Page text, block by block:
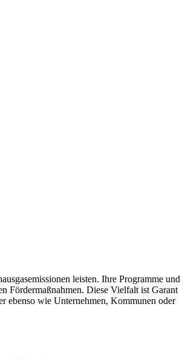
leisten. Ihre Programme und
Fördermaßnahmen. Diese Vielfalt ist Garant
ebenso wie Unternehmen, Kommunen oder